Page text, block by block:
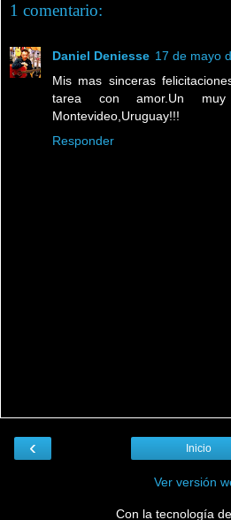
1 comentario:
Daniel Deniesse 17 de mayo
Mis mas sinceras
tarea con amor.Un
Montevideo,Uruguay!!!
Responder
‹ Inicio
Ver versión
Con la tecnología de